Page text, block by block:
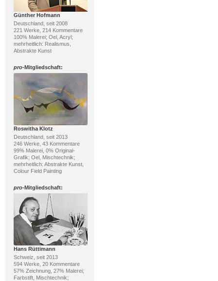
Günther Hofmann
Deutschland, seit 2008
221 Werke, 214 Kommentare
100% Malerei; Oel, Acryl;
mehrheitlich: Realismus,
Abstrakte Kunst
pro-Mitgliedschaft:
Roswitha Klotz
Deutschland, seit 2013
246 Werke, 43 Kommentare
99% Malerei, 0% Original-
Grafik; Oel, Mischtechnik;
mehrheitlich: Abstrakte Kunst,
Colour Field Painting
pro-Mitgliedschaft:
Hans Rüttimann
Schweiz, seit 2013
594 Werke, 20 Kommentare
57% Zeichnung, 27% Malerei;
Farbstift, Mischtechnik;